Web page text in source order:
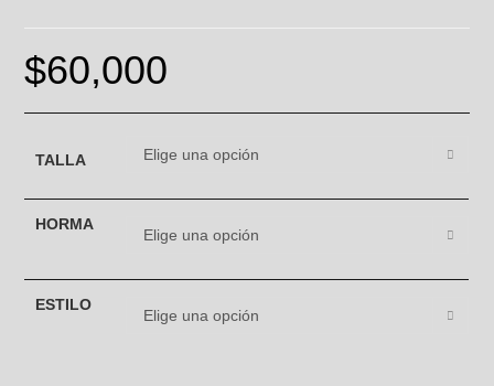
$60,000
TALLA Elige una opción
HORMA
Elige una opción
ESTILO
Elige una opción